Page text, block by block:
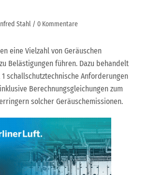
Stahl 0 Kommentare
eine Vielzahl von Geräuschen
Belästigungen führen. Dazu behandelt
1 schallschutztechnische Anforderungen
Berechnungsgleichungen zum
solcher Geräuschemissionen.